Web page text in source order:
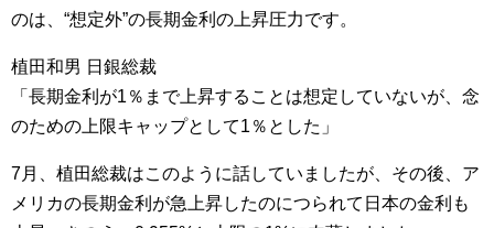
のは、“想定外”の長期金利の上昇圧力です。
植田和男 日銀総裁
「長期金利が1％まで上昇することは想定していないが、念
のための上限キャップとして1％とした」
7月、植田総裁はこのように話していましたが、その後、ア
メリカの長期金利が急上昇したのにつられて日本の金利も